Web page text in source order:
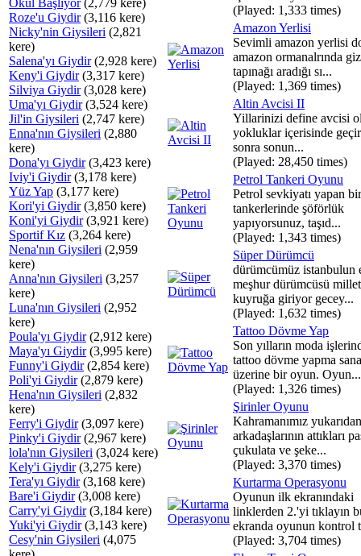
Okul Başlıyor(2,779 kere)
Roze'u Giydir(3,116 kere)
Nicky'nin Giysileri (2,821
kere)
Salena'yı Giydir(2,928 kere)
Keny'i Giydir(3,317 kere)
Silviya Giydir(3,028 kere)
Uma'yı Giydir(3,524 kere)
Jil'in Giysileri (2,747 kere)
Enna'nın Giysileri (2,880
kere)
Dona'yı Giydir(3,423 kere)
Iviy'i Giydir(3,178 kere)
Yüz Yap (3,177 kere)
Kori'yi Giydir(3,850 kere)
Koni'yi Giydir(3,921 kere)
Sportif Kız (3,264 kere)
Nena'nın Giysileri (2,959
kere)
Anna'nın Giysileri (3,257
kere)
Luna'nın Giysileri (2,952
kere)
Poula'yı Giydir(2,912 kere)
Maya'yı Giydir(3,995 kere)
Funny'i Giydir(2,854 kere)
Poli'yi Giydir(2,879 kere)
Hena'nın Giysileri (2,832
kere)
Ferry'i Giydir(3,097 kere)
Pinky'i Giydir(2,967 kere)
lola'nın Giysileri (3,024 kere)
Kely'i Giydir(3,275 kere)
Tera'yı Giydir(3,168 kere)
Bare'i Giydir(3,008 kere)
Carry'yi Giydir(3,184 kere)
Yuki'yi Giydir(3,143 kere)
Cesy'nin Giysileri (4,075
(Played: 1,333 times)
Amazon Yerlisi
Sevimli amazon yerlisi
amazon ormanalrında
tapınağı aradığı sı...
(Played: 1,369 times)
Altin Avcisi II
Yillarinizi define avcisi
yokluklar içerisinde
sonra sonun...
(Played: 28,450 times)
Petrol Tankeri Oyunu
Petrol sevkiyatı yapan
tankerlerinde şöförlük
yapıyorsunuz, taşıd...
(Played: 1,343 times)
Süper Dürümcü
dürümcümüz istanbulun
meşhur dürümcüsü
kuyruğa giriyor gecey...
(Played: 1,632 times)
Tattoo Dövme Yap
Son yılların moda
tattoo dövme yapma
üzerine bir oyun. Oyun...
(Played: 1,326 times)
Şirinler Oyunu
Kahramanımız
arkadaşlarının attıkları
çukulata ve şeke...
(Played: 3,370 times)
Kurtarma Operasyonu
Oyunun ilk ekranındaki
linklerden 2.'yi tıklayın
ekranda oyunun kontrol
(Played: 3,704 times)